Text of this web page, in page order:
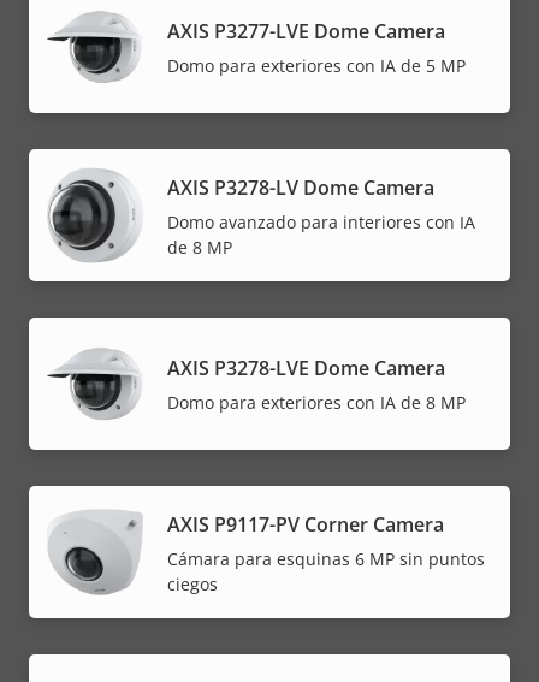
AXIS P3277-LVE Dome Camera
Domo para exteriores con IA de 5 MP
AXIS P3278-LV Dome Camera
Domo avanzado para interiores con IA
de 8 MP
AXIS P3278-LVE Dome Camera
Domo para exteriores con IA de 8 MP
AXIS P9117-PV Corner Camera
Cámara para esquinas 6 MP sin puntos
ciegos